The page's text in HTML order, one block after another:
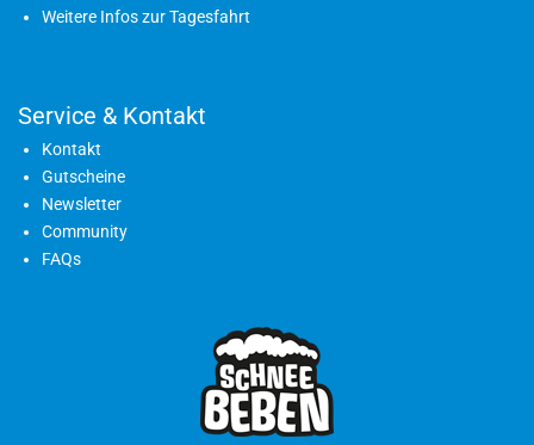
Weitere Infos zur Tagesfahrt
Service & Kontakt
Kontakt
Gutscheine
Newsletter
Community
FAQs